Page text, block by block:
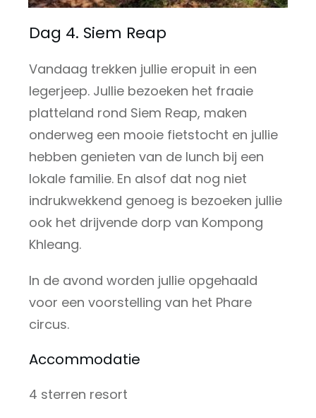
Dag 4. Siem Reap
Vandaag trekken jullie eropuit in een
legerjeep. Jullie bezoeken het fraaie
platteland rond Siem Reap, maken
onderweg een mooie fietstocht en jullie
hebben genieten van de lunch bij een
lokale familie. En alsof dat nog niet
indrukwekkend genoeg is bezoeken jullie
ook het drijvende dorp van Kompong
Khleang.
In de avond worden jullie opgehaald
voor een voorstelling van het Phare
circus.
Accommodatie
4 sterren resort